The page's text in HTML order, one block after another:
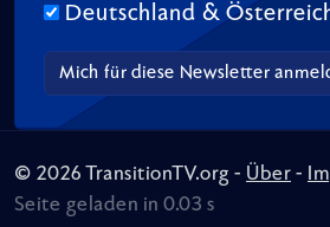
Deutschland &
© 2026 TransitionTV.org - Über -
Seite geladen in 0.03 s